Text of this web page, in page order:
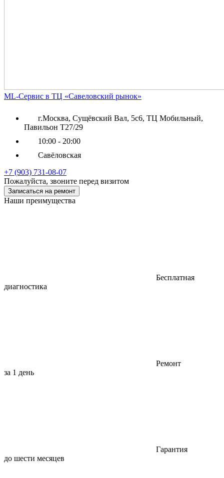
ML-Сервис в ТЦ «Савеловский рынок»
г.Москва, Сущёвский Вал, 5с6, ТЦ Мобильный,
Павильон Т27/29
10:00 - 20:00
Савёловская
+7 (903) 731-08-07
Пожалуйста, звоните перед визитом
Записаться на ремонт
Наши преимущества
Бесплатная
диагностика
Ремонт
за 1 день
Гарантия
до шести месяцев